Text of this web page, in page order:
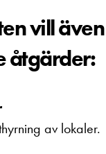
vill
åtgärder:
av lokaler.